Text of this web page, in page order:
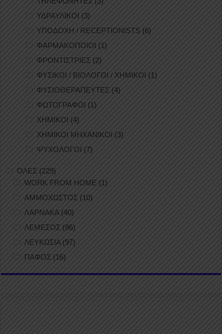
ΥΔΡΑΥΛΙΚΟΙ (3)
ΥΠΟΔΟΧΗ / RECEPTIONISTS (6)
ΦΑΡΜΑΚΟΠΟΙΟΙ (1)
ΦΡΟΝΤΙΣΤΡΙΕΣ (2)
ΦΥΣΙΚΟΙ / ΒΙΟΛΟΓΟΙ / ΧΗΜΙΚΟΙ (1)
ΦΥΣΙΟΘΕΡΑΠΕΥΤΕΣ (4)
ΦΩΤΟΓΡΑΦΟΙ (1)
ΧΗΜΙΚΟΙ (4)
ΧΗΜΙΚΟΙ ΜΗΧΑΝΙΚΟΙ (3)
ΨΥΧΟΛΟΓΟΙ (7)
ΟΛΕΣ (229)
WORK FROM HOME (1)
ΑΜΜΟΧΩΣΤΟΣ (10)
ΛΑΡΝΑΚΑ (40)
ΛΕΜΕΣΟΣ (86)
ΛΕΥΚΩΣΙΑ(97)
ΠΑΦΟΣ (16)